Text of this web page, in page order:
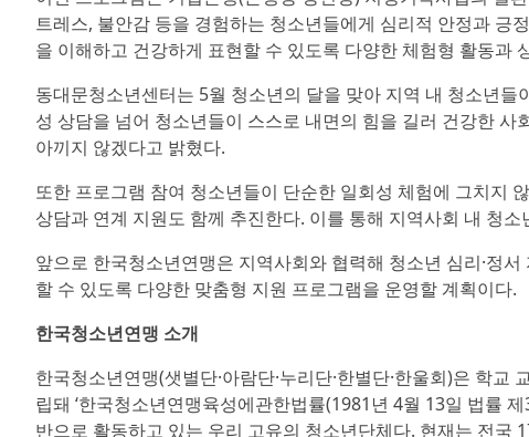
트레스, 불안감 등을 경험하는 청소년들에게 심리적 안정과 긍
을 이해하고 건강하게 표현할 수 있도록 다양한 체험형 활동과
동대문청소년센터는 5월 청소년의 달을 맞아 지역 내 청소년
성 상담을 넘어 청소년들이 스스로 내면의 힘을 길러 건강한
아끼지 않겠다고 밝혔다.
또한 프로그램 참여 청소년들이 단순한 일회성 체험에 그치지
상담과 연계 지원도 함께 추진한다. 이를 통해 지역사회 내 청
앞으로 한국청소년연맹은 지역사회와 협력해 청소년 심리·정
할 수 있도록 다양한 맞춤형 지원 프로그램을 운영할 계획이다.
한국청소년연맹 소개
한국청소년연맹(샛별단·아람단·누리단·한별단·한울회)은 학
립돼 ‘한국청소년연맹육성에관한법률(1981년 4월 13일 법률
반으로 활동하고 있는 우리 고유의 청소년단체다. 현재는 전국